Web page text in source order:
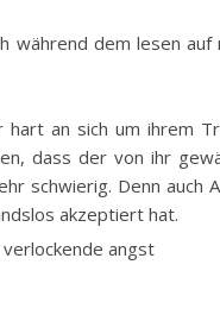
während dem lesen auf
an sich um ihrem
dass der von ihr
schwierig. Denn auch
akzeptiert hat.